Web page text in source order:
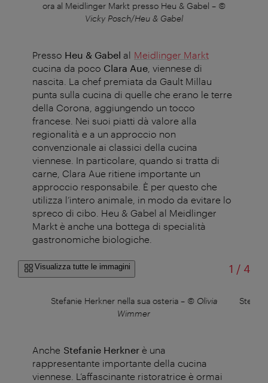
ora al Meidlinger Markt presso Heu & Gabel – ©
Vicky Posch/Heu & Gabel
Presso Heu & Gabel al Meidlinger Markt
cucina da poco Clara Aue , viennese di
nascita. La chef premiata da Gault Millau
punta sulla cucina di quelle che erano le terre
della Corona, aggiungendo un tocco
francese. Nei suoi piatti dà valore alla
regionalità e a un approccio non
convenzionale ai classici della cucina
viennese. In particolare, quando si tratta di
carne, Clara Aue ritiene importante un
approccio responsabile. È per questo che
utilizza l’intero animale, in modo da evitare lo
spreco di cibo. Heu & Gabel al Meidlinger
Markt è anche una bottega di specialità
gastronomiche biologiche.
Visualizza tutte le immagini 1 /di
4
Stefanie Herkner nella sua osteria– © Olivia
Wimmer
Anche Stefanie Herkner è una
rappresentante importante della cucina
viennese. L’affascinante ristoratrice è ormai